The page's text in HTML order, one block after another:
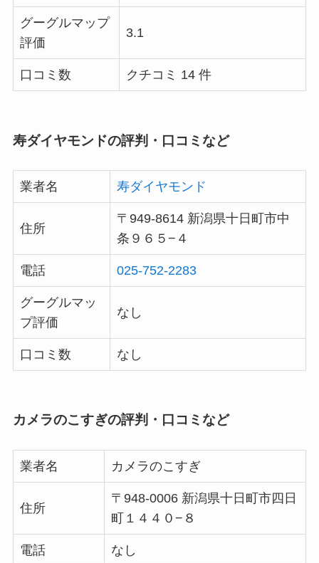
グーグルマップ
評価
3.1
口コミ数 クチコミ 14 件
寿ダイヤモンドの評判・口コミなど
業者名 寿ダイヤモンド
住所
〒949-8614 新潟県十日町市中
条９６５−４
電話 025-752-2283
グーグルマッ
プ評価
なし
口コミ数 なし
カメラのこすぎの評判・口コミなど
業者名 カメラのこすぎ
住所
〒948-0006 新潟県十日町市四日
町１４４０−８
電話 なし